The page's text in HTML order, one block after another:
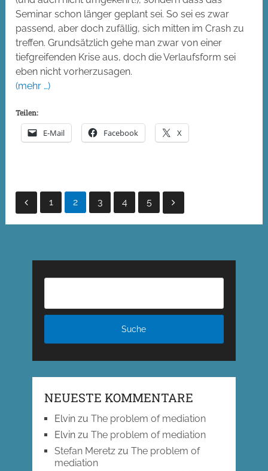
Seminar schon länger geplant sei. So sei es zwar
passend, aber doch zufällig, sich mitten im Crash zu
treffen. Grundsätzlich gehe man zwar von einer
tiefgreifenden Krise aus, doch die Verlaufsform sei
eben nicht vorherzusagen.
(mehr …)
Teilen:
E-Mail Facebook X
Seitennummerierung
der
1 2 3 4 5
NEUESTE KOMMENTARE
Elvinzu The problem of mediation
Elvinzu The problem of mediation
Stefan Meretzzu The problem of
mediation